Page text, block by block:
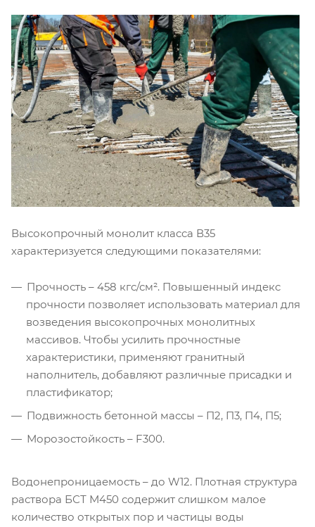
Высокопрочный монолит класса В35
характеризуется следующими показателями:
Прочность – 458 кгс/см². Повышенный индекс
прочности позволяет использовать материал для
возведения высокопрочных монолитных
массивов. Чтобы усилить прочностные
характеристики, применяют гранитный
наполнитель, добавляют различные присадки и
пластификатор;
Подвижность бетонной массы – П2, П3, П4, П5;
Морозостойкость – F300.
Водонепроницаемость – до W12. Плотная структура
раствора БСТ М450 содержит слишком малое
количество открытых пор и частицы воды